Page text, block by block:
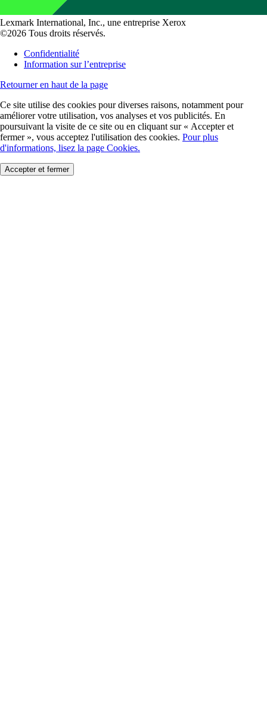
Lexmark International, Inc., une entreprise Xerox
©2026 Tous droits réservés.
Confidentialité
Information sur l’entreprise
Retourner en haut de la page
Ce site utilise des cookies pour diverses raisons, notamment pour
améliorer votre utilisation, vos analyses et vos publicités. En
poursuivant la visite de ce site ou en cliquant sur « Accepter et
fermer », vous acceptez l'utilisation des cookies. Pour plus
d'informations, lisez la page Cookies.
Accepter et fermer